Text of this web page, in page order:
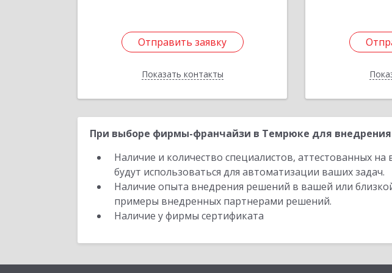
Отправить заявку
Показать контакты
Отправить заявку
Назад
При выборе фирмы-франчайзи в Темрюке для
Наличие и количество специалистов, аттестованных
будут использоваться для автоматизации ваших задач.
Наличие опыта внедрения решений в вашей или
примеры внедренных партнерами решений.
Наличие у фирмы сертификата